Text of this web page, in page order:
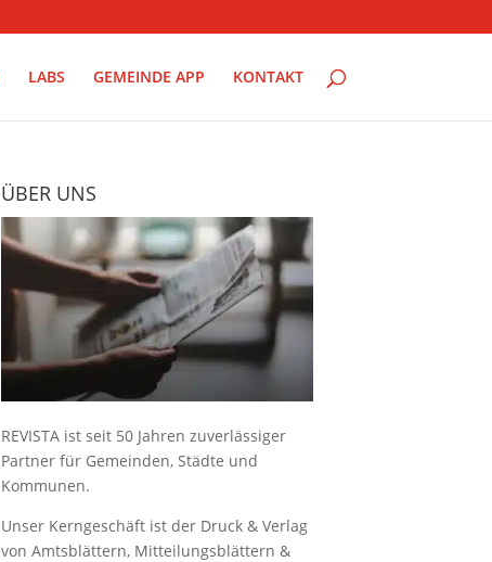
LABS GEMEINDE APP KONTAKT
ÜBER UNS
REVISTA ist seit 50 Jahren zuverlässiger
Partner für Gemeinden, Städte und
Kommunen.
Unser Kerngeschäft ist der Druck & Verlag
von Amtsblättern, Mitteilungsblättern &